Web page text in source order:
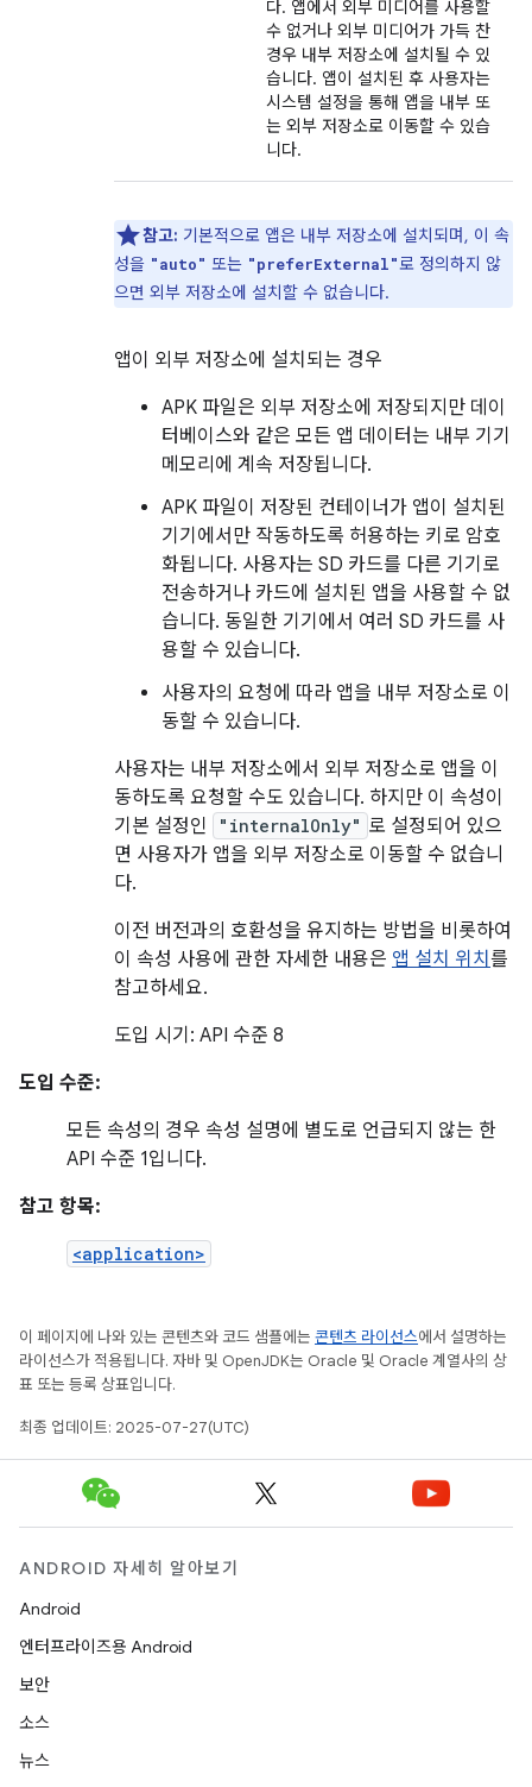
다. 앱에서 외부 미디어를 사용할
수 없거나 외부 미디어가 가득 찬
경우 내부 저장소에 설치될 수 있
습니다. 앱이 설치된 후 사용자는
시스템 설정을 통해 앱을 내부 또
는 외부 저장소로 이동할 수 있습
니다.
참고: 기본적으로 앱은 내부 저장소에 설치되며, 이 속
성을 "auto" 또는 "preferExternal"로 정의하지 않
으면 외부 저장소에 설치할 수 없습니다.
앱이 외부 저장소에 설치되는 경우
APK 파일은 외부 저장소에 저장되지만 데이
터베이스와 같은 모든 앱 데이터는 내부 기기
메모리에 계속 저장됩니다.
APK 파일이 저장된 컨테이너가 앱이 설치된
기기에서만 작동하도록 허용하는 키로 암호
화됩니다. 사용자는 SD 카드를 다른 기기로
전송하거나 카드에 설치된 앱을 사용할 수 없
습니다. 동일한 기기에서 여러 SD 카드를 사
용할 수 있습니다.
사용자의 요청에 따라 앱을 내부 저장소로 이
동할 수 있습니다.
사용자는 내부 저장소에서 외부 저장소로 앱을 이
동하도록 요청할 수도 있습니다. 하지만 이 속성이
기본 설정인
"internalOnly" 로 설정되어 있으
면 사용자가 앱을 외부 저장소로 이동할 수 없습니
다.
이전 버전과의 호환성을 유지하는 방법을 비롯하여
이 속성 사용에 관한 자세한 내용은 앱 설치 위치 를
참고하세요.
도입 시기: API 수준 8
도입 수준:
모든 속성의 경우 속성 설명에 별도로 언급되지 않는 한
API 수준 1입니다.
참고 항목:
<application>
이 페이지에 나와 있는 콘텐츠와 코드 샘플에는 콘텐츠 라이선스에서 설명하는
라이선스가 적용됩니다. 자바 및 OpenJDK는 Oracle 및 Oracle 계열사의 상
표 또는 등록 상표입니다.
최종 업데이트: 2025-07-27(UTC)
ANDROID 자세히 알아보기
Android
엔터프라이즈용 Android
보안
소스
뉴스